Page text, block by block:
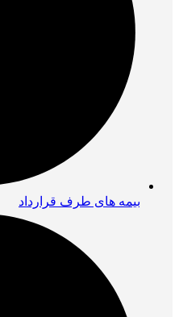
بیمه های طرف قرارداد